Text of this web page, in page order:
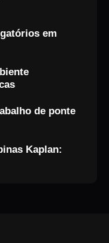
em
de ponte
Kaplan: